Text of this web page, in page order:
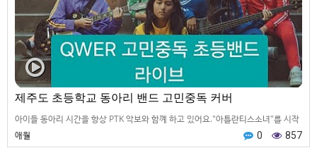
제주도 초등학교 동아리 밴드 고민중독 커버
아이들 동아리 시간을 항상 PTK 악보와 함꼐 하고 있어요."아틀란티스소녀"를 시작
으로 2년이 되어가는 우리 아이들의 공연 영상 입니다.쉽고 재미있게 밴드 활동을 접
할 수 있게 P…
애월 0 857